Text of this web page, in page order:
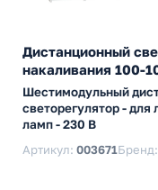
Дистанционный
накаливания 100-
Шестимодульный
светорегулятор - для
ламп - 230 В
Артикул: 003671Бренд: